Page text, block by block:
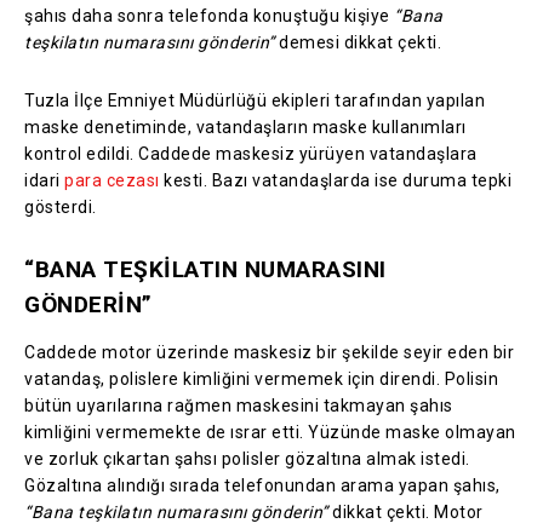
şahıs daha sonra telefonda konuştuğu kişiye “Bana
teşkilatın numarasını gönderin”demesi dikkat çekti.
Tuzla İlçe Emniyet Müdürlüğü ekipleri tarafından yapılan
maske denetiminde, vatandaşların maske kullanımları
kontrol edildi. Caddede maskesiz yürüyen vatandaşlara
idari para cezası kesti. Bazı vatandaşlarda ise duruma tepki
gösterdi.
“BANA TEŞKİLATIN NUMARASINI
GÖNDERİN”
Caddede motor üzerinde maskesiz bir şekilde seyir eden bir
vatandaş, polislere kimliğini vermemek için direndi. Polisin
bütün uyarılarına rağmen maskesini takmayan şahıs
kimliğini vermemekte de ısrar etti. Yüzünde maske olmayan
ve zorluk çıkartan şahsı polisler gözaltına almak istedi.
Gözaltına alındığı sırada telefonundan arama yapan şahıs,
“Bana teşkilatın numarasını gönderin”dikkat çekti. Motor